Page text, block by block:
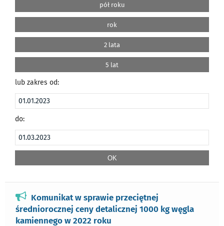
pół roku
rok
2 lata
5 lat
lub zakres od:
do:
Komunikat w sprawie przeciętnej
średniorocznej ceny detalicznej 1000 kg węgla
kamiennego w 2022 roku